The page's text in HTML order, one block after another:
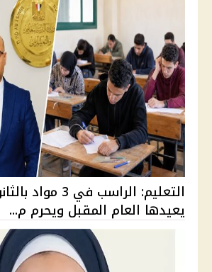
التعليم: الراسب في
يعيدها العام المقبل ويحرم م...